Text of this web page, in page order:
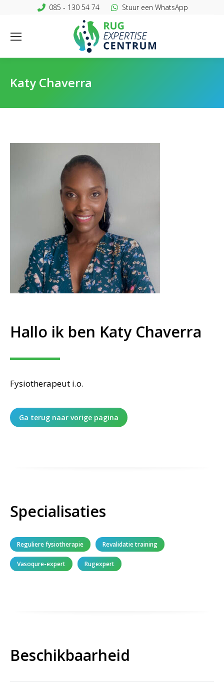
085 - 130 54 74 Stuur een WhatsApp
Katy Chaverra
Hallo ik ben Katy Chaverra
Fysiotherapeut i.o.
Ga terug naar vorige pagina
Specialisaties
Reguliere fysiotherapie Revalidatie training
Vasoqure-expert Rugexpert
Beschikbaarheid